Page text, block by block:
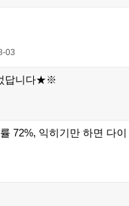
)
03
답니다★※
72%, 익히기만 하면 다이